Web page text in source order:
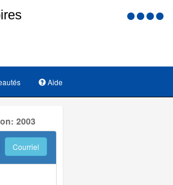
Menu
Aide
2003
Courriel